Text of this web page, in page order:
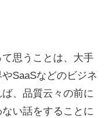
思うことは、大手
SaaSなどのビジネ
、品質云々の前に
い話をすることに